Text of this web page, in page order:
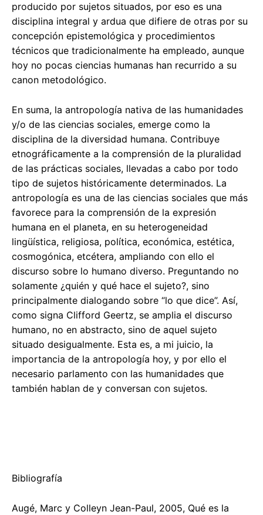
producido por sujetos situados, por eso es una
disciplina integral y ardua que difiere de otras por su
concepción epistemológica y procedimientos
técnicos que tradicionalmente ha empleado, aunque
hoy no pocas ciencias humanas han recurrido a su
canon metodológico.
En suma, la antropología nativa de las humanidades
y/o de las ciencias sociales, emerge como la
disciplina de la diversidad humana. Contribuye
etnográficamente a la comprensión de la pluralidad
de las prácticas sociales, llevadas a cabo por todo
tipo de sujetos históricamente determinados. La
antropología es una de las ciencias sociales que más
favorece para la comprensión de la expresión
humana en el planeta, en su heterogeneidad
lingüística, religiosa, política, económica, estética,
cosmogónica, etcétera, ampliando con ello el
discurso sobre lo humano diverso. Preguntando no
solamente ¿quién y qué hace el sujeto?, sino
principalmente dialogando sobre “lo que dice”. Así,
como signa Clifford Geertz, se amplia el discurso
humano, no en abstracto, sino de aquel sujeto
situado desigualmente. Esta es, a mi juicio, la
importancia de la antropología hoy, y por ello el
necesario parlamento con las humanidades que
también hablan de y conversan con sujetos.
Bibliografía
Augé, Marc y Colleyn Jean-Paul, 2005, Qué es la